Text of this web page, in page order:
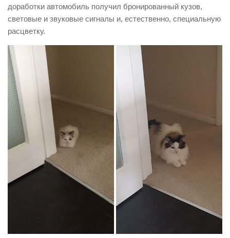
доработки автомобиль получил бронированный кузов,
световые и звуковые сигналы и, естественно, специальную
расцветку.